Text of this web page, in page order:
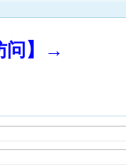
问】→